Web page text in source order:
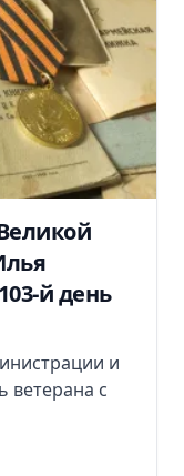
й день
и
ветерана с